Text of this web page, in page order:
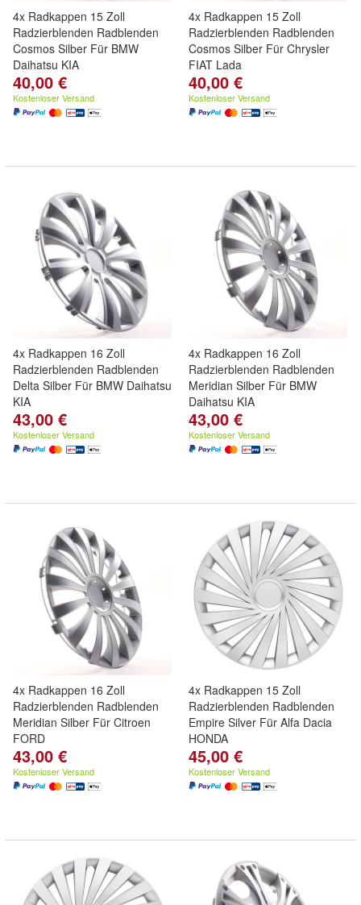
4x Radkappen 15 Zoll
Radzierblenden Radblenden
Cosmos Silber Für BMW
Daihatsu KIA
40,00 €
Kostenloser Versand
4x Radkappen 15 Zoll
Radzierblenden Radblenden
Cosmos Silber Für Chrysler
FIAT Lada
40,00 €
Kostenloser Versand
4x Radkappen 16 Zoll
Radzierblenden Radblenden
Delta Silber Für BMW Daihatsu
KIA
43,00 €
Kostenloser Versand
4x Radkappen 16 Zoll
Radzierblenden Radblenden
Meridian Silber Für BMW
Daihatsu KIA
43,00 €
Kostenloser Versand
4x Radkappen 16 Zoll
Radzierblenden Radblenden
Meridian Silber Für Citroen
FORD
43,00 €
Kostenloser Versand
4x Radkappen 15 Zoll
Radzierblenden Radblenden
Empire Silver Für Alfa Dacia
HONDA
45,00 €
Kostenloser Versand